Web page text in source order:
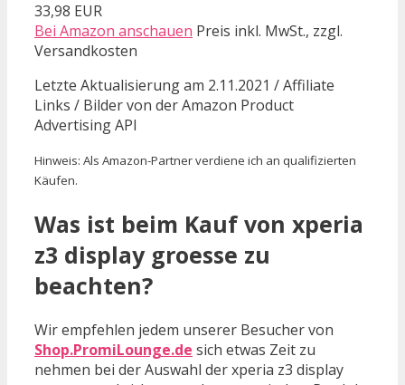
33,98 EUR
Bei Amazon anschauen Preis inkl. MwSt., zzgl.
Versandkosten
Letzte Aktualisierung am 2.11.2021 / Affiliate
Links / Bilder von der Amazon Product
Advertising API
Hinweis: Als Amazon-Partner verdiene ich an qualifizierten
Käufen.
Was ist beim Kauf von xperia
z3 display groesse zu
beachten?
Wir empfehlen jedem unserer Besucher von
Shop.PromiLounge.de sich etwas Zeit zu
nehmen bei der Auswahl der xperia z3 display